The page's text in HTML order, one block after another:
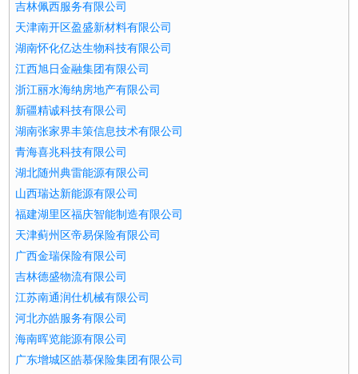
吉林佩西服务有限公司
天津南开区盈盛新材料有限公司
湖南怀化亿达生物科技有限公司
江西旭日金融集团有限公司
浙江丽水海纳房地产有限公司
新疆精诚科技有限公司
湖南张家界丰策信息技术有限公司
青海喜兆科技有限公司
湖北随州典雷能源有限公司
山西瑞达新能源有限公司
福建湖里区福庆智能制造有限公司
天津蓟州区帝易保险有限公司
广西金瑞保险有限公司
吉林德盛物流有限公司
江苏南通润仕机械有限公司
河北亦皓服务有限公司
海南晖览能源有限公司
广东增城区皓慕保险集团有限公司